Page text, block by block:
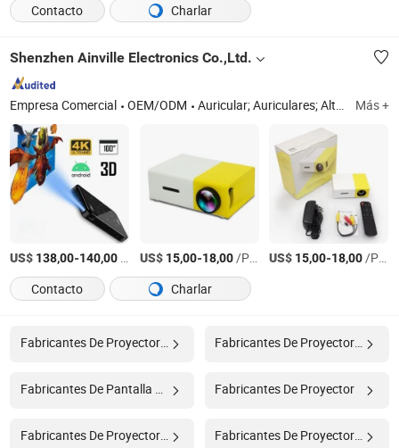
Contacto
Charlar
Shenzhen Ainville Electronics Co.,Ltd.
Empresa Comercial OEM/ODM Auricular; Auriculares; Altavoz; Cargador; Funda de teléfono Más +
US$ 138,00-140,00 US$ 15,00-18,00/Pieza US$ 15,00-18,00/Pieza
Contacto
Charlar
Fabricantes De Proyector Led Fabricantes De Proyector De Hogar
Fabricantes De Proyector
Fabricantes De Proyector Portátil Fabricantes De Proyector Lcd